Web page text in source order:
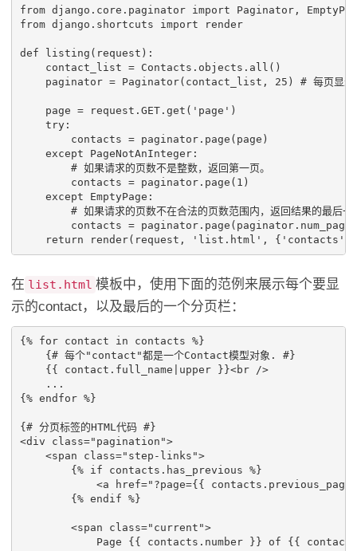
from django.core.paginator import Paginator,
from django.shortcuts import render
def listing ( request ):
contact_list = Contacts . objects . all ()
paginator = Paginator( contact_list , 25 ) # 每页显示
page = request . GET. get ( 'page' )
try:
contacts = paginator. page ( page )
except
PageNotAnInteger:
# 如果请求的页数不是整数，返回第一页。
contacts = paginator. page ( 1 )
except
EmptyPage :
# 如果请求的页数不在合法的页数范围内，返回结果的最后一
contacts = paginator. page ( paginator. num_pages
return
render( request , 'list.html' , { 'contacts'
在 list.html 模板中，使用下面的范例来展示每个要显
示的contact，以及最后的一个分页栏：
{% for contact in contacts %}
    {# 每个"contact"都是一个Contact模型对象. #}
    {{ contact.full_name|upper }}
<br
/>
    ...
{% endfor %}
<div class="pagination">
<span class="step-links">
        {% if contacts.has_previous %}
<a href="?page={{
        {% endif %}
<span class="current">
Page {{ contacts.number }} of {{